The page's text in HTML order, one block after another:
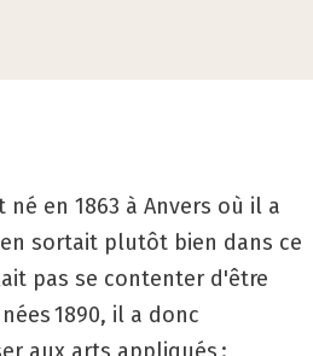
en 1863 à Anvers où il a
sortait plutôt bien dans ce
pas se contenter d'être
1890, il a donc